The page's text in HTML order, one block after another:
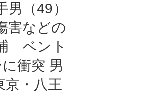
男（49）
害などの
ベント
衝突 男
京・八王